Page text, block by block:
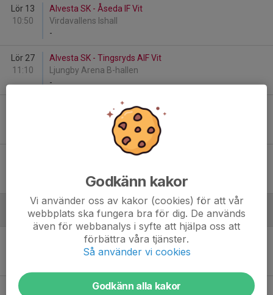
Lör 13
10:50
Alvesta SK - Åseda IF Vit
Virdavallens Ishall
-
Lör 27
11:10
Alvesta SK - Tingsryds AIF Vit
Ljungby Arena B-hallen
-
Alvesta SK - Tingsryds AIF Grön
Ljungby Arena B-hallen
Alvesta SK - Tingsryds AIF Vit
Februari - 2024
Alvesta SK - Växjö Lakers HC Vit
Virdavallens Ishall
Lör 10
Alvesta SK - IF Troja-Ljungby Svart
Godkänn kakor
Vi använder oss av kakor (cookies) för att vår
webbplats ska fungera bra för dig. De används
även för webbanalys i syfte att hjälpa oss att
förbättra våra tjänster.
Så använder vi cookies
Godkänn alla kakor